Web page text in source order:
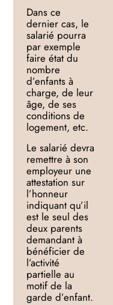
Dans ce
dernier cas, le
salarié pourra
par exemple
faire état du
nombre
d’enfants à
charge, de leur
âge, de ses
conditionsde
logement,etc.
Le salarié devra
remettre à son
employeur une
attestation sur
l’honneur
indiquant qu’il
est le seul des
deux parents
demandant à
bénéficier de
l’activité
partielle au
motif de la
garde d’enfant.